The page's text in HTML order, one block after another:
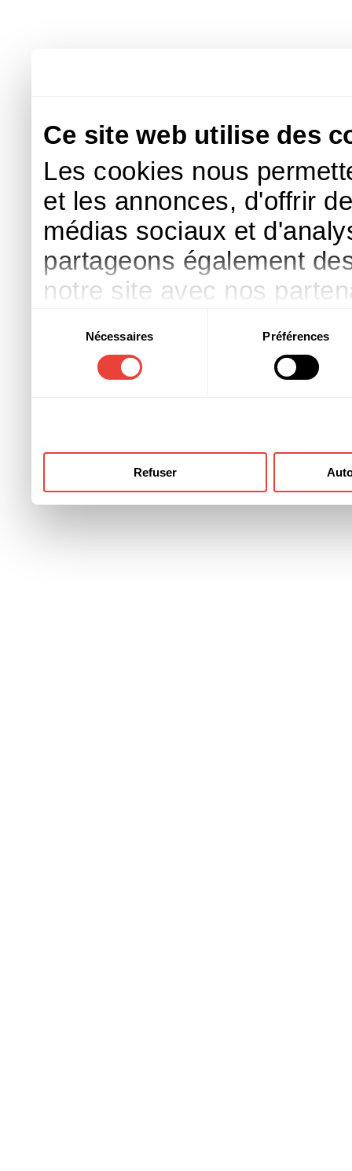
Ce site web utilise des
Les cookies nous
et les annonces, d'offrir
médias sociaux et
partageons également
notre site avec nos
d'autres informations
ont collectées lors de
consentement
Nécessaires Préférences
Refuser